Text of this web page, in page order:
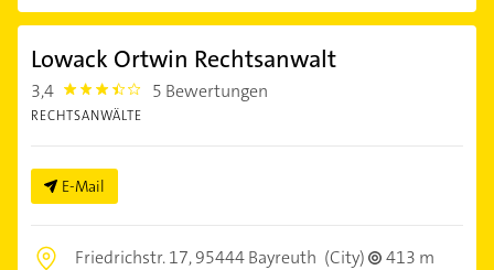
Lowack Ortwin Rechtsanwalt
3,4 3.4 5 Bewertungen
RECHTSANWÄLTE
E-Mail
Friedrichstr. 17,95444 Bayreuth (City)
413 m